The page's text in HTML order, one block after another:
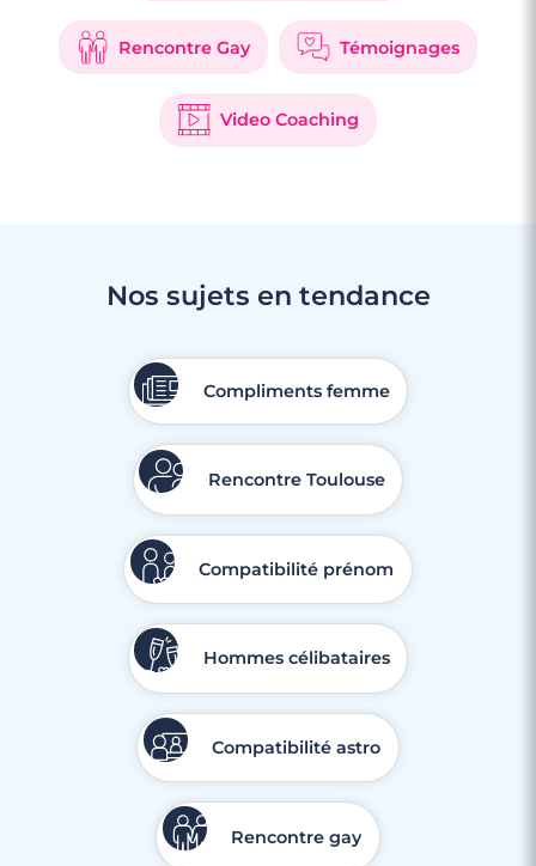
Rencontre Gay Témoignages
Video Coaching
Nos sujets en tendance
Compliments femme
Rencontre Toulouse
Compatibilité prénom
Hommes célibataires
Compatibilité astro
Rencontre gay